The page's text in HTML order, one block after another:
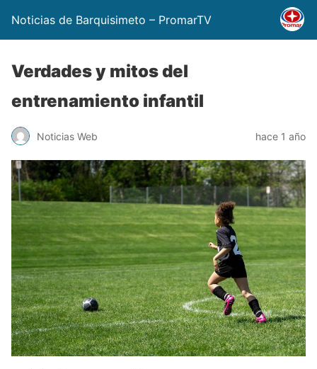
Noticias de Barquisimeto – PromarTV
Verdades y mitos del
entrenamiento infantil
Noticias Web hace 1 año